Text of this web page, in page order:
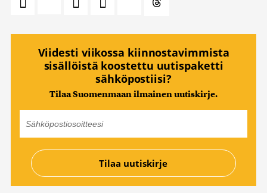
Viidesti viikossa kiinnostavimmista
sisällöistä koostettu uutispaketti
sähköpostiisi?
Tilaa Suomenmaan ilmainen uutiskirje.